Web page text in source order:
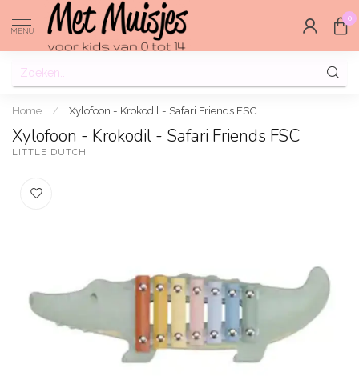
MENU
0
Home / Xylofoon - Krokodil - Safari Friends FSC
Xylofoon - Krokodil - Safari Friends FSC
LITTLE DUTCH